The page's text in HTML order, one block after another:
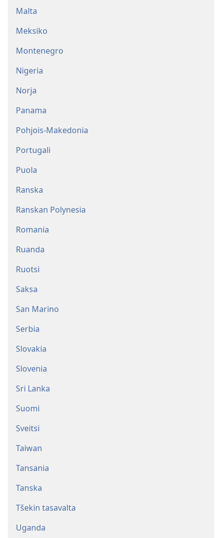
Malta
Meksiko
Montenegro
Nigeria
Norja
Panama
Pohjois-Makedonia
Portugali
Puola
Ranska
Ranskan Polynesia
Romania
Ruanda
Ruotsi
Saksa
San Marino
Serbia
Slovakia
Slovenia
Sri Lanka
Suomi
Sveitsi
Taiwan
Tansania
Tanska
Tšekin tasavalta
Uganda